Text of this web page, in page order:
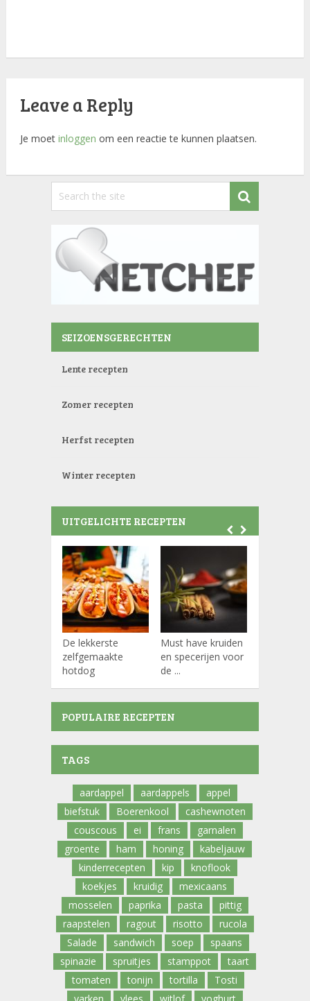
Leave a Reply
Je moet inloggen om een reactie te kunnen plaatsen.
SEIZOENSGERECHTEN
Lente recepten
Zomer recepten
Herfst recepten
Winter recepten
UITGELICHTE RECEPTEN
De lekkerste
zelfgemaakte
hotdog
Must have kruiden
en specerijen voor
de ...
POPULAIRE RECEPTEN
TAGS
aardappel aardappels
appel
biefstuk
Boerenkool
cashewnoten
couscous
ei frans
garnalen
groente
ham honing
kabeljauw
kinderrecepten
kip
knoflook
koekjes
kruidig
mexicaans
mosselen
paprika pasta
pittig
raapstelen
ragout risotto
rucola
Salade
sandwich soep
spaans
spinazie
spruitjes stamppot
taart
tomaten
tonijn tortilla
Tosti